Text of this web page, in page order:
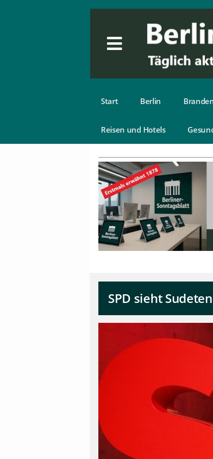
Start Berlin
Reisen und Hotels
SPD sieht